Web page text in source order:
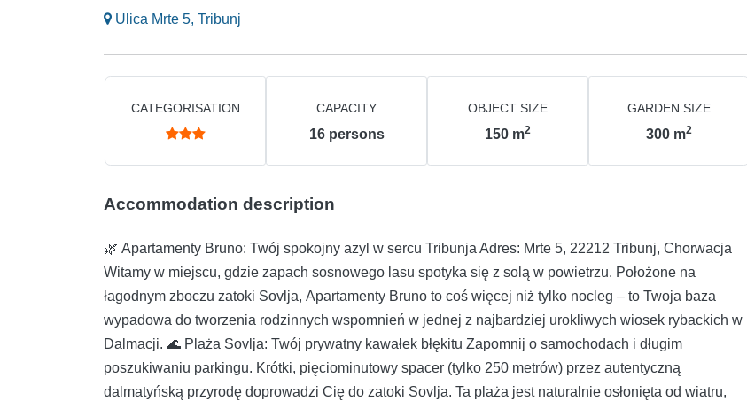
Ulica Mrte 5, Tribunj
CATEGORISATION CAPACITY
16 persons
OBJECT SIZE
150 m2
GARDEN SIZE
300 m2
Accommodation description
🌿 Apartamenty Bruno: Twój spokojny azyl w sercu Tribunja Adres: Mrte 5, 22212 Tribunj, Chorwacja
Witamy w miejscu, gdzie zapach sosnowego lasu spotyka się z solą w powietrzu. Położone na
łagodnym zboczu zatoki Sovlja, Apartamenty Bruno to coś więcej niż tylko nocleg – to Twoja baza
wypadowa do tworzenia rodzinnych wspomnień w jednej z najbardziej urokliwych wiosek rybackich w
Dalmacji. 🌊 Plaża Sovlja: Twój prywatny kawałek błękitu Zapomnij o samochodach i długim
poszukiwaniu parkingu. Krótki, pięciominutowy spacer (tylko 250 metrów) przez autentyczną
dalmatyńską przyrodę doprowadzi Cię do zatoki Sovlja. Ta plaża jest naturalnie osłonięta od wiatru,